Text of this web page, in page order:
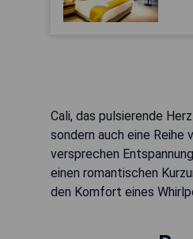
Cali, das pulsierende
sondern auch eine
versprechen
einen romantischen
den Komfort eines